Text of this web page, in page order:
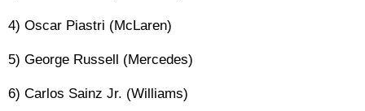
4) Oscar Piastri (McLaren)
5) George Russell (Mercedes)
6) Carlos Sainz Jr. (Williams)